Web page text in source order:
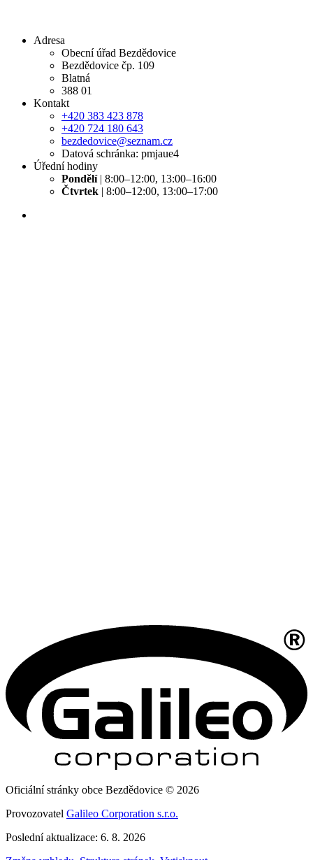
Adresa
Obecní úřad Bezdědovice
Bezdědovice čp. 109
Blatná
388 01
Kontakt
+420 383 423 878
+420 724 180 643
bezdedovice@seznam.cz
Datová schránka: pmjaue4
Úřední hodiny
Pondělí| 8:00–12:00, 13:00–16:00
Čtvrtek | 8:00–12:00, 13:00–17:00
Oficiální stránky obce Bezdědovice © 2026
Provozovatel Galileo Corporation s.r.o.
Poslední aktualizace: 6. 8. 2026